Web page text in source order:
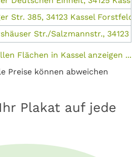
Str. 385, 34123 Kassel Forstfeld
Str./Salzmannstr., 34123
Flächen in Kassel anzeigen ...
Preise können abweichen
Plakat auf jede